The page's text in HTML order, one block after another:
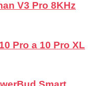
V3 Pro 8KHz
Pro a 10 Pro XL